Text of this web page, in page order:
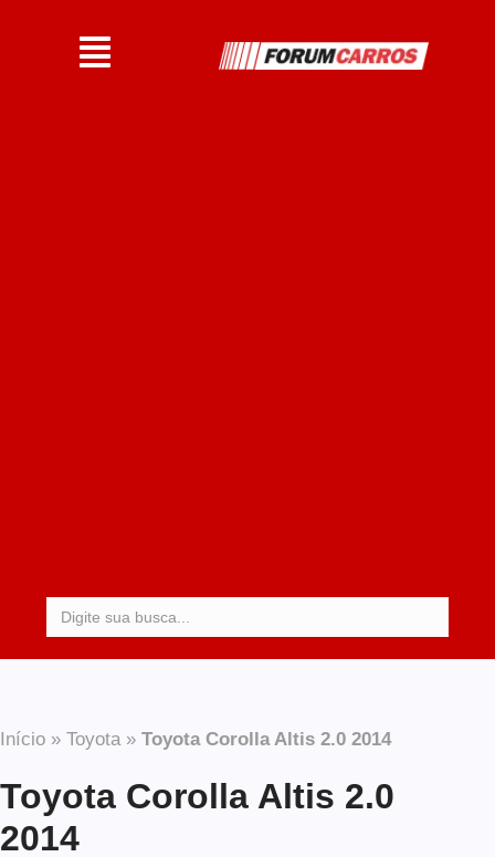
Início » Toyota» Toyota Corolla Altis 2.0 2014
Toyota Corolla Altis 2.0
2014